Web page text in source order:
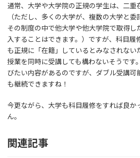
通常、大学や大学院の正規の学生は、二重
（ただし、多くの大学が、複数の大学と委
その制度の中で他大学や他大学院で取得し
入することはできます。）ですが、科目履
も正規に「在籍」しているとみなされない
授業を同時に受講しても構わないそうです
びたい内容があるのですが、ダブル受講可
も継続できますね！
今更ながら、大学も科目履修をすれば良か
ん。
関連記事